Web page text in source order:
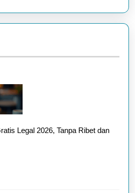
Legal 2026, Tanpa Ribet dan